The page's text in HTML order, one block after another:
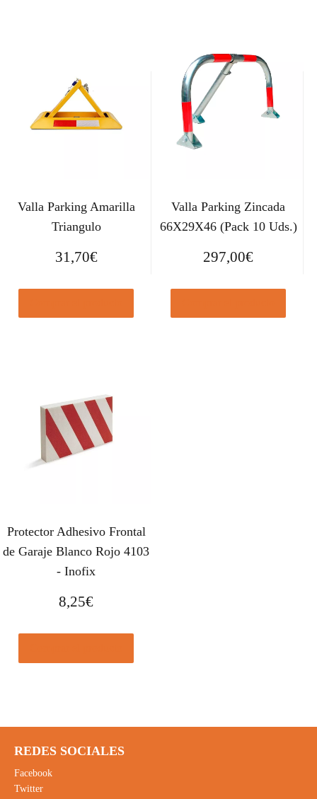
Valla Parking Amarilla
Triangulo
31,70€
Valla Parking Zincada
66X29X46 (Pack 10 Uds.)
297,00€
Protector Adhesivo Frontal
de Garaje Blanco Rojo 4103
- Inofix
8,25€
REDES SOCIALES
Facebook
Twitter